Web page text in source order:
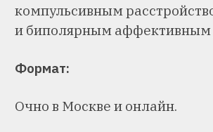
компульсивным
и биполярным аффективным
Формат:
Очно в Москве и онлайн.